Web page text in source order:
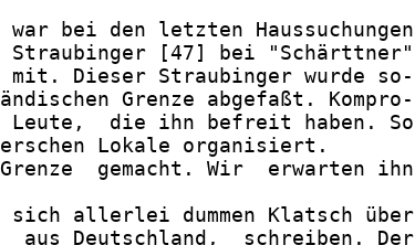
bei den letzten Haussuchungen
[47] bei "Schärttner"
Dieser Straubinger wurde so-
Grenze abgefaßt. Kompro-
die ihn befreit haben. So
Lokale organisiert.
gemacht. Wir  erwarten ihn
allerlei dummen Klatsch über
aus Deutschland,  schreiben. Der